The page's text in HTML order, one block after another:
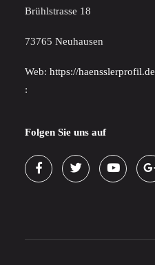
Brühlstrasse 18
73765 Neuhausen
Web: https://haensslerprofil.de
:
Folgen Sie uns auf